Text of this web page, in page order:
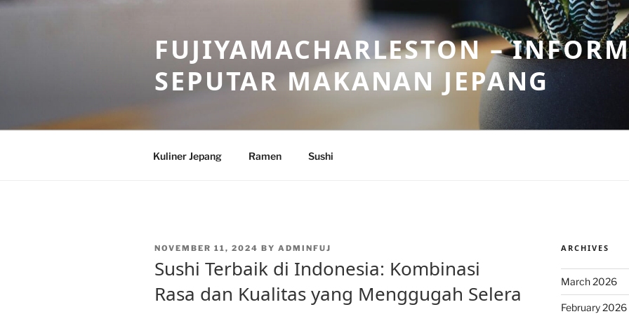
Skip
FUJIYAMACHARLESTON –
SEPUTAR MAKANAN JEPANG
Kuliner Jepang Ramen Sushi
POSTED
NOVEMBER 11, 2024 BY ADMINFUJ
Sushi Terbaik di Indonesia: Kombinasi
Rasa dan Kualitas yang Menggugah Selera
ARCHIVES
March 2026
February 2026